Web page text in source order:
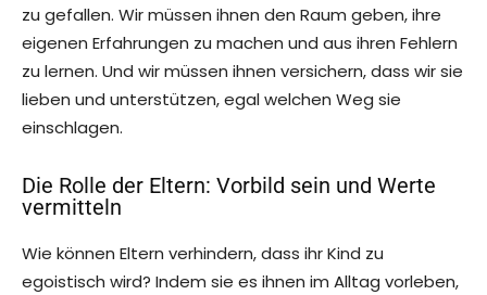
zu gefallen. Wir müssen ihnen den Raum geben, ihre
eigenen Erfahrungen zu machen und aus ihren Fehlern
zu lernen. Und wir müssen ihnen versichern, dass wir sie
lieben und unterstützen, egal welchen Weg sie
einschlagen.
Die Rolle der Eltern: Vorbild sein und Werte
vermitteln
Wie können Eltern verhindern, dass ihr Kind zu
egoistisch wird? Indem sie es ihnen im Alltag vorleben,